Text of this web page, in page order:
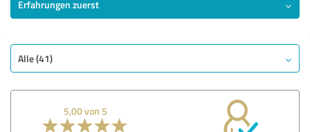
Erfahrungen zuerst
Alle (41)
5,00 von 5